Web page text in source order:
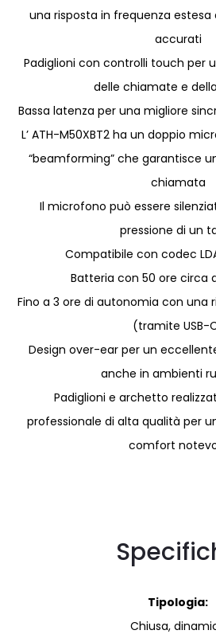
una risposta in frequenza estesa
accurati
Padiglioni con controlli touch per
delle chiamate e
Bassa latenza per una migliore
L’ ATH-M50XBT2 ha un doppio
“beamforming” che garantisce
chiamata
Il microfono può essere
pressione di un
Compatibile con codec
Batteria con 50 ore circa
Fino a 3 ore di autonomia con una
(tramite USB-
Design over-ear per un
anche in ambienti
Padiglioni e archetto
professionale di alta qualità per
comfort
Tipologia:
Chiusa,